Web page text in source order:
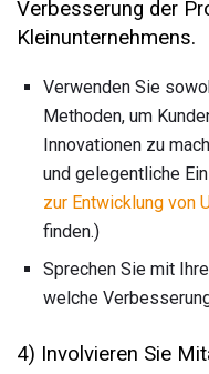
Verbesserung der
Kleinunternehmens.
Verwenden Sie
Methoden, um
Innovationen zu
und gelegentliche
zur Entwicklung von
finden.)
Sprechen Sie mit
welche
4) Involvieren Sie